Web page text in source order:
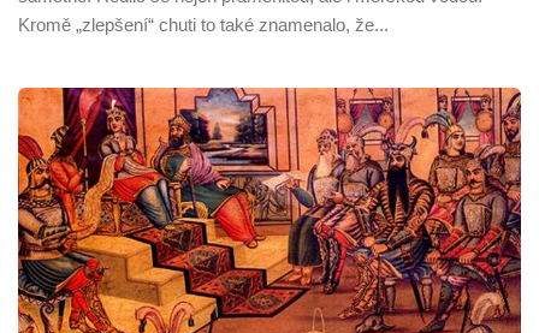
Kromě „zlepšení“ chuti to také znamenalo, že...